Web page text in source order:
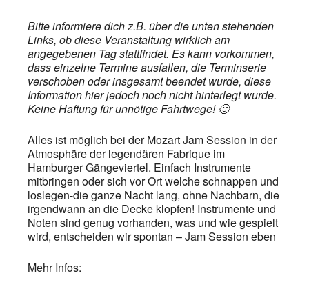
Bitte informiere dich z.B. über die unten stehenden
Links, ob diese Veranstaltung wirklich am
angegebenen Tag stattfindet. Es kann vorkommen,
dass einzelne Termine ausfallen, die Terminserie
verschoben oder insgesamt beendet wurde, diese
Information hier jedoch noch nicht hinterlegt wurde.
Keine Haftung für unnötige Fahrtwege! 🙂
Alles ist möglich bei der Mozart Jam Session in der
Atmosphäre der legendären Fabrique im
Hamburger Gängeviertel. Einfach Instrumente
mitbringen oder sich vor Ort welche schnappen und
loslegen-die ganze Nacht lang, ohne Nachbarn, die
irgendwann an die Decke klopfen! Instrumente und
Noten sind genug vorhanden, was und wie gespielt
wird, entscheiden wir spontan – Jam Session eben
Mehr Infos: